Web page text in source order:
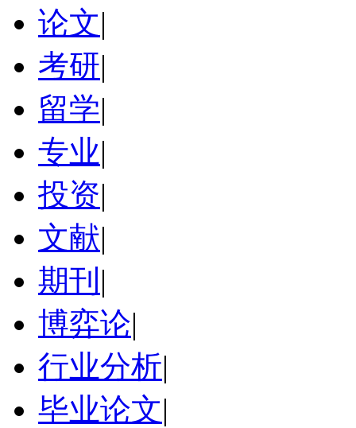
论文|
考研|
留学|
专业|
投资|
文献|
期刊 |
博弈论|
行业分析|
毕业论文|